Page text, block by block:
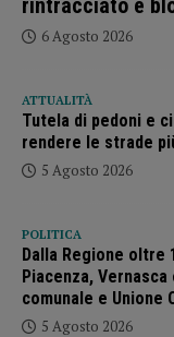
6 Agosto 2026
ATTUALITÀ
Tutela di pedoni e
rendere le strade
5 Agosto 2026
POLITICA
Dalla Regione oltre
Piacenza,
comunale e Unione
5 Agosto 2026